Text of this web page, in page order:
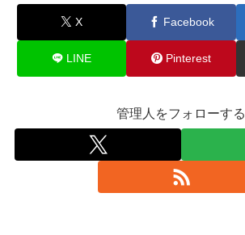
X Facebook
LINE Pinterest
管理人をフォローする